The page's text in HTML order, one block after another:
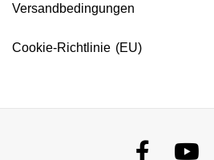
Versandbedingungen
Cookie-Richtlinie (EU)